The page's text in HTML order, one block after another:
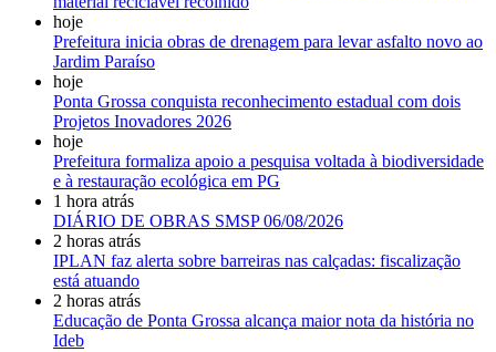
hoje
Prefeitura inicia obras de drenagem para levar asfalto novo ao
Jardim Paraíso
hoje
Ponta Grossa conquista reconhecimento estadual com dois
Projetos Inovadores 2026
hoje
Prefeitura formaliza apoio a pesquisa voltada à biodiversidade
e à restauração ecológica em PG
1 hora atrás
DIÁRIO DE OBRAS SMSP 06/08/2026
2 horas atrás
IPLAN faz alerta sobre barreiras nas calçadas: fiscalização
está atuando
2 horas atrás
Educação de Ponta Grossa alcança maior nota da história no
Ideb